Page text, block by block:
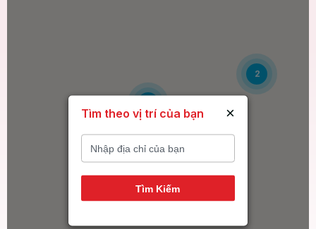
14
2
Tìm theo vị trí của bạn ×
Tìm Kiếm